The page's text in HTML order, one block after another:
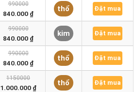
990000
840.000 ₫
thổ Đặt mua
990000
840.000 ₫
kim Đặt mua
990000
840.000 ₫
thổ Đặt mua
1150000
1.000.000 ₫
thổ Đặt mua